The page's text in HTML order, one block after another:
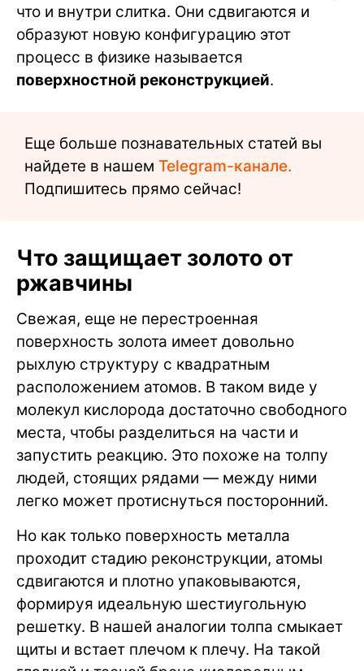
что и внутри слитка. Они сдвигаются и
образуют новую конфигурацию этот
процесс в физике называется
поверхностной реконструкцией.
Еще больше познавательных статей вы
найдете в нашем Telegram-канале.
Подпишитесь прямо сейчас!
Что защищает золото от
ржавчины
Свежая, еще не перестроенная
поверхность золота имеет довольно
рыхлую структуру с квадратным
расположением атомов. В таком виде у
молекул кислорода достаточно свободного
места, чтобы разделиться на части и
запустить реакцию. Это похоже на толпу
людей, стоящих рядами — между ними
легко может протиснуться посторонний.
Но как только поверхность металла
проходит стадию реконструкции, атомы
сдвигаются и плотно упаковываются,
формируя идеальную шестиугольную
решетку. В нашей аналогии толпа смыкает
щиты и встает плечом к плечу. На такой